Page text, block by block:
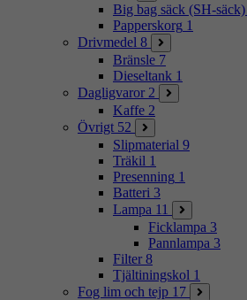
Big bag säck (SH-säck)
Papperskorg 1
Drivmedel 8
Bränsle 7
Dieseltank 1
Dagligvaror 2
Kaffe 2
Övrigt 52
Slipmaterial 9
Träkil 1
Presenning 1
Batteri 3
Lampa 11
Ficklampa 3
Pannlampa 3
Filter 8
Tjältiningskol 1
Fog lim och tejp 17